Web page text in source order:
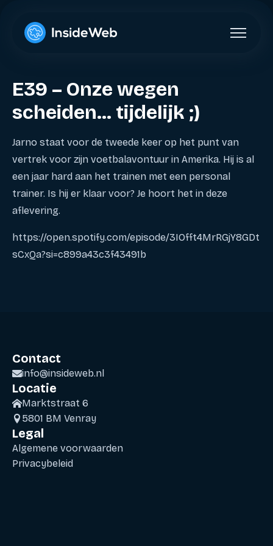
E39 – Onze wegen
scheiden… tijdelijk ;)
Jarno staat voor de tweede keer op het punt van
vertrek voor zijn voetbalavontuur in Amerika. Hij is al
een jaar hard aan het trainen met een personal
trainer. Is hij er klaar voor? Je hoort het in deze
aflevering.
https://open.spotify.com/episode/3IOfft4MrRGjY8GDt
sCxQa?si=c899a43c3f43491b
Contact
info@insideweb.nl
Locatie
Marktstraat 6
5801 BM Venray
Legal
Algemene voorwaarden
Privacybeleid